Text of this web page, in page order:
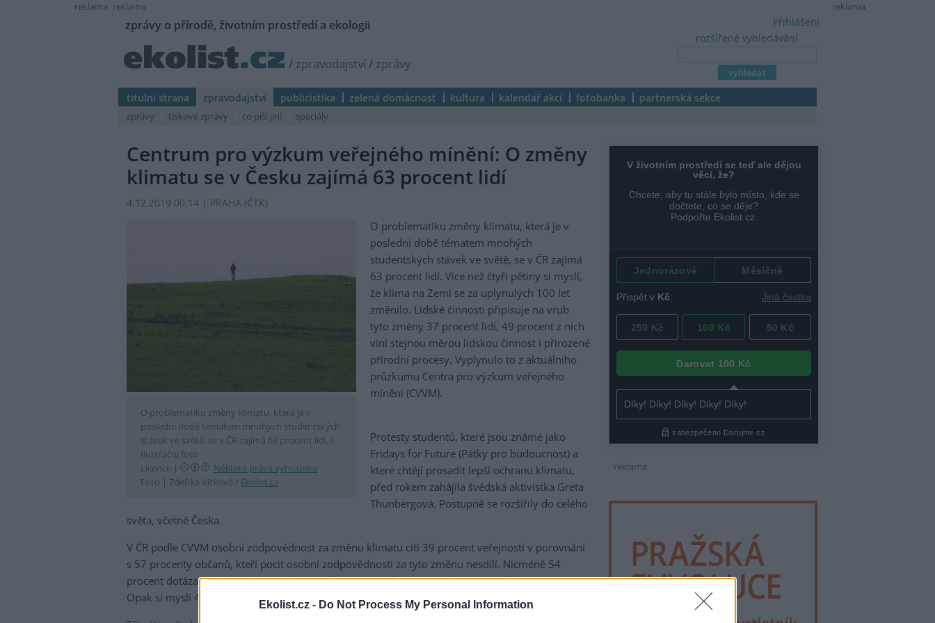
Ekolist.cz - Do Not Process My Personal Information
reklama
reklama reklama
zprávy o přírodě, životním prostředí a ekologii
/ zpravodajství/ zprávy
rozšířené vyhledávání
Přihlášení
titulní strana zpravodajství publicistika zelená domácnost kultura kalendář akcí fotobanka partnerská sekce
zprávy tiskové zprávy co píší jiní speciály
Centrum pro výzkum veřejného mínění: O změny
klimatu se v Česku zajímá 63 procent lidí
4.12.2019 00:14 | PRAHA (ČTK)
O problematiku změny klimatu, která je v
poslední době tématem mnohých studentských
stávek ve světě, se v ČR zajímá 63 procent lidí. /
Ilustrační foto
Licence |
Některá práva vyhrazena
Foto | Zdeňka Vítková / Ekolist.cz
O problematiku změny klimatu, která je v
poslední době tématem mnohých
studentských stávek ve světě, se v ČR zajímá
63 procent lidí. Více než čtyři pětiny si myslí,
že klima na Zemi se za uplynulých 100 let
změnilo. Lidské činnosti připisuje na vrub
tyto změny 37 procent lidí, 49 procent z nich
viní stejnou měrou lidskou činnost i přirozené
přírodní procesy. Vyplynulo to z aktuálního
průzkumu Centra pro výzkum veřejného
mínění (CVVM).
Protesty studentů, které jsou známé jako
Fridays for Future (Pátky pro budoucnost) a
které chtějí prosadit lepší ochranu klimatu,
před rokem zahájila švédská aktivistka Greta
Thunbergová. Postupně se rozšířily do celého
světa, včetně Česka.
V ČR podle CVVM osobní zodpovědnost za změnu klimatu cítí 39 procent veřejnosti v porovnání
s 57 procenty občanů, kteří pocit osobní zodpovědnosti za tyto změnu nesdílí. Nicméně 54
procent dotázaných si myslí, že lidé svým chováním a aktivitami mohou změny klimatu zmírnit.
Opak si myslí 42 procent Čechů.
reklama